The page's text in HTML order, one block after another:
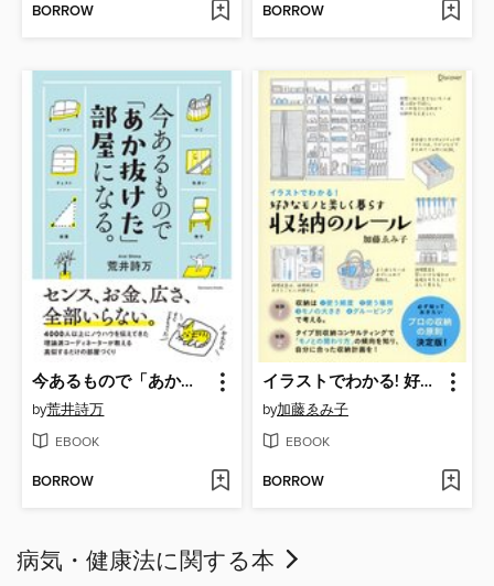
BORROW BORROW
今あるもので「あか抜けた」部屋になる。
by荒井詩万
EBOOK
BORROW
イラストでわかる! 好きなモノと美しく暮らす収納のルール
by加藤ゑみ子
EBOOK
BORROW
病気・健康法に関する本